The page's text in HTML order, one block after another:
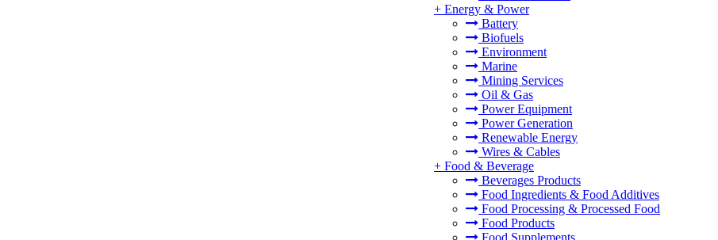
+ Energy & Power
Battery
Biofuels
Environment
Marine
Mining Services
Oil & Gas
Power Equipment
Power Generation
Renewable Energy
Wires & Cables
+ Food & Beverage
Beverages Products
Food Ingredients & Food Additives
Food Processing & Processed Food
Food Products
Food Supplements